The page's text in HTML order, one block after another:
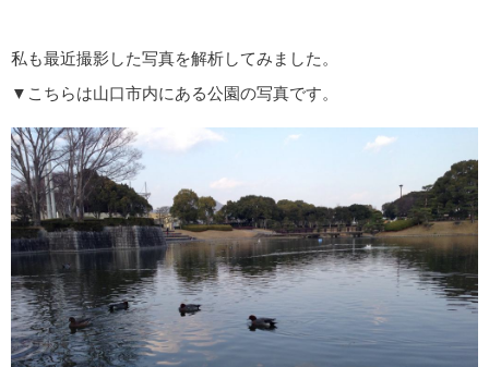
私も最近撮影した写真を解析してみました。
▼こちらは山口市内にある公園の写真です。